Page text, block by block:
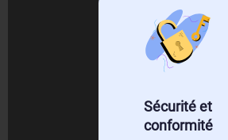
Sécurité et
conformité